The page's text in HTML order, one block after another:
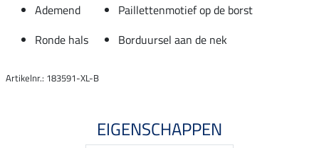
Ademend
Paillettenmotief op de borst
Ronde hals
Borduursel aan de nek
Artikelnr.: 183591-XL-B
EIGENSCHAPPEN